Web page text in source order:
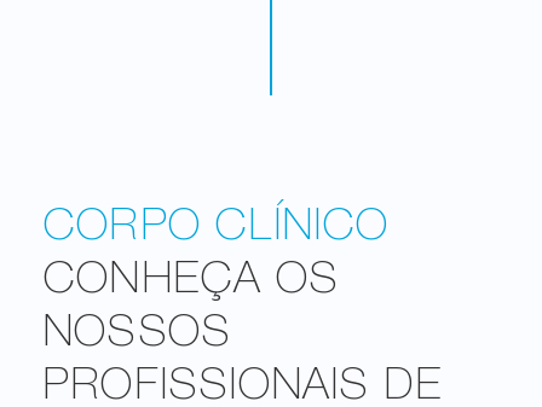
CORPO CLÍNICO
CONHEÇA OS
NOSSOS
PROFISSIONAIS DE